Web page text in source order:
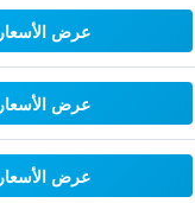
عرض الأسعار
عرض الأسعار
عرض الأسعار